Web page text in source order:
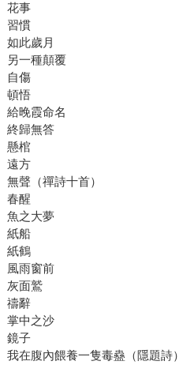
花事
習慣
如此歲月
另一種顛覆
自傷
頓悟
給晚霞命名
終歸無答
懸棺
遠方
無聲（禪詩十首）
春醒
魚之大夢
紙船
紙鶴
風雨窗前
灰面鷲
禱辭
掌中之沙
鏡子
我在腹內餵養一隻毒蠱（隱題詩）